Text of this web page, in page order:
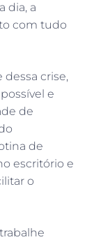
dia, a
com tudo
crise,
e
de
de
escritório e
o